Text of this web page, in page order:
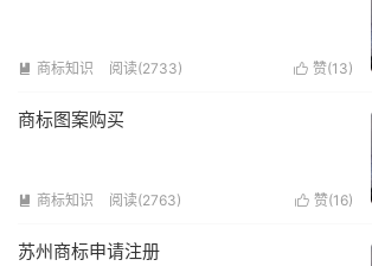
 商标知识 阅读(2733)  赞(13)
商标图案购买
 商标知识 阅读(2763)  赞(16)
苏州商标申请注册